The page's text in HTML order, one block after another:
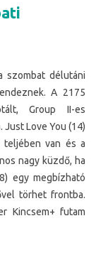
szombat délutáni
A 2175
Group II-es
Love You (14)
van és a
nagy küzdő, ha
egy megbízható
törhet frontba.
Kincsem+ futam